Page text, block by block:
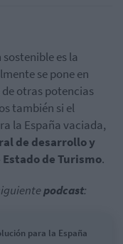
es la
se pone en
otras potencias
también si el
la España vaciada,
de desarrollo y
de Turismo.
podcast:
para la España